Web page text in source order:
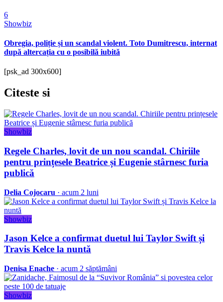
6
Showbiz
Obregia, poliție și un scandal violent. Toto Dumitrescu, internat
după altercația cu o posibilă iubită
[psk_ad 300x600]
Citeste si
Showbiz
Regele Charles, lovit de un nou scandal. Chiriile
pentru prințesele Beatrice și Eugenie stârnesc furia
publică
Delia Cojocaru · acum 2 luni
Showbiz
Jason Kelce a confirmat duetul lui Taylor Swift și
Travis Kelce la nuntă
Denisa Enache · acum 2 săptămâni
Showbiz